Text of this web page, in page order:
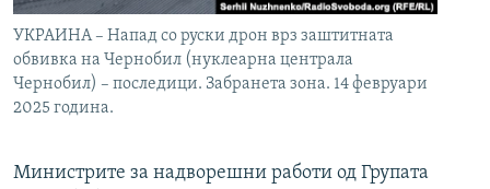
УКРАИНА – Напад со руски дрон врз заштитната
обвивка на Чернобил (нуклеарна централа
Чернобил) – последици. Забранета зона. 14 февруари
2025 година.
Министрите за надворешни работи од Групата